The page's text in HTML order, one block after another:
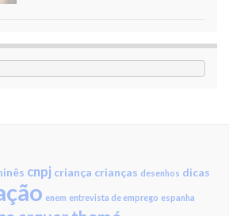
cnpj criança crianças desenhos dicas
enem entrevista de emprego espanha